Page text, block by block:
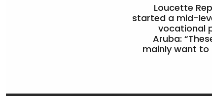
Loucette
started a mid-
vocational
Aruba:
mainly want to